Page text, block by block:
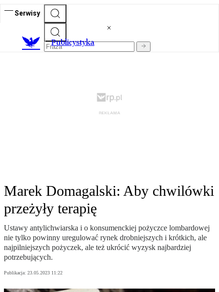
Serwisy
Publicystyka
Marek Domagalski: Aby chwilówki
przeżyły terapię
Ustawy antylichwiarska i o konsumenckiej pożyczce lombardowej
nie tylko powinny uregulować rynek drobniejszych i krótkich, ale
najpilniejszych pożyczek, ale też ukrócić wyzysk najbardziej
potrzebujących.
Publikacja: 23.05.2023 11:22